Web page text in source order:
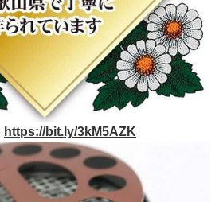
https://bit.ly/3kM5AZK